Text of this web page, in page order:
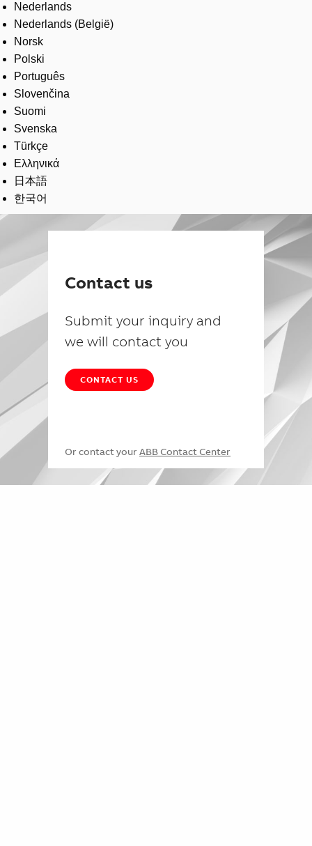
Nederlands
Nederlands (België)
Norsk
Polski
Português
Slovenčina
Suomi
Svenska
Türkçe
Ελληνικά
日本語
한국어
Contact us
Submit your inquiry and
we will contact you
CONTACT US
Or contact your ABB Contact Center